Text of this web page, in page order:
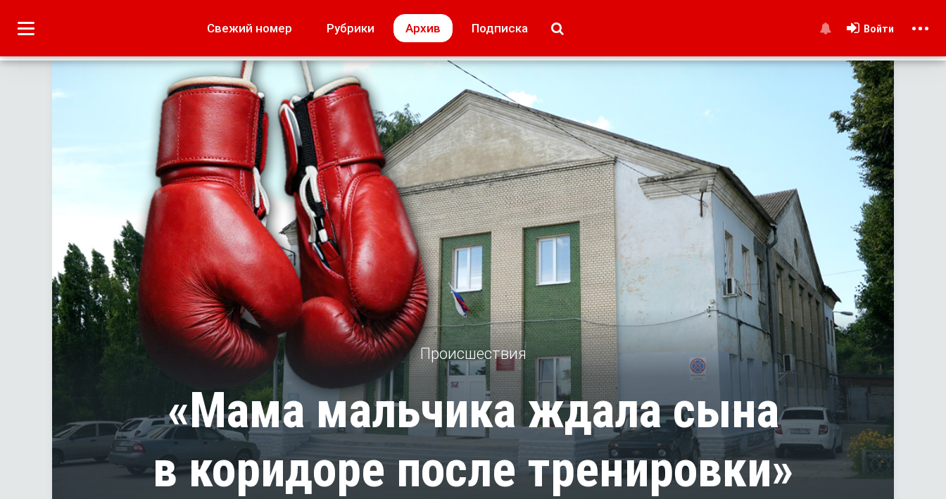
Свежий номер Рубрики Архив Подписка Войти
Лето наших читателей
МОЁ! Плюс Липецк
Образование + карьера
Свадьба недели
Происшествия
«Мама мальчика ждала сына
в коридоре после тренировки»